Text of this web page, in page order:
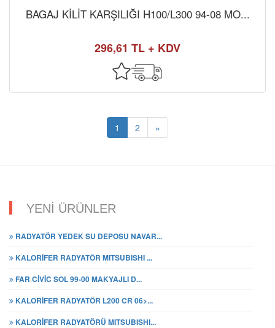
BAGAJ KİLİT KARŞILIĞI H100/L300 94-08 MO...
296,61 TL + KDV
1 2 »
YENİ ÜRÜNLER
RADYATÖR YEDEK SU DEPOSU NAVAR...
KALORİFER RADYATÖR MITSUBISHI ...
FAR CİVİC SOL 99-00 MAKYAJLI D...
KALORİFER RADYATÖR L200 CR 06>...
KALORİFER RADYATÖRÜ MITSUBISHI...